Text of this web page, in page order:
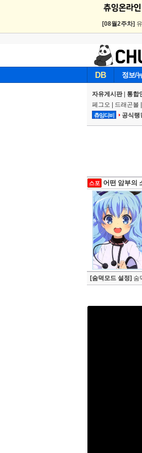
[08월2주차]
DB 정보/
자유게시판| 통합
페그오
드래곤볼
츄잉디비 공식랭
스포 어떤 암부의
[숨덕모드 설정] 숨